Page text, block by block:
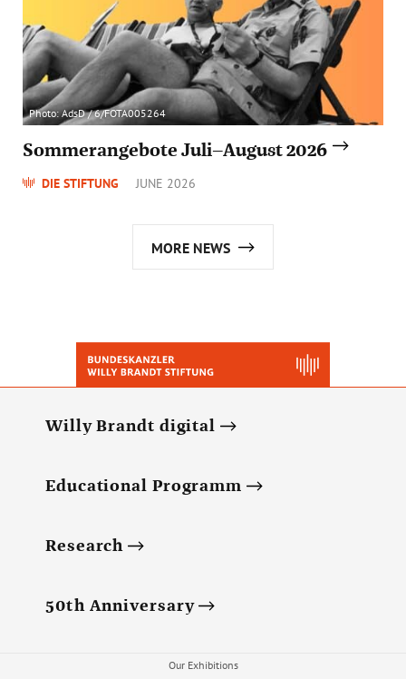
Photo: AdsD / 6/FOTA005264
Sommerangebote Juli–August 2026
DIE STIFTUNG JUNE 2026
MORE NEWS
Willy Brandt digital
Educational Programm
Research
50th Anniversary
Our Exhibitions